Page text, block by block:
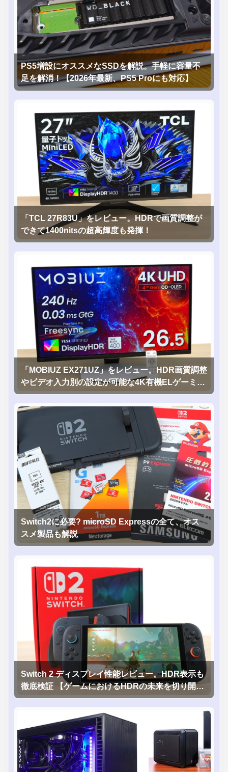
PS5増設にオススメなSSDを解説。手軽に容量不
足を解消！【2026年最新、PS5 Proにも対応】
「TCL 27R83U」をレビュー。HDRで画質調整が
できて1400nitsの超高輝度も発揮！
「MOBIUZ EX271UZ」をレビュー。HDR画質調整
やビデオ入力別の設定が可能な4K有機ELゲーミン
グモニタを徹底検証
Switch2に必要? microSD Expressの全て、オス
スメ製品も解説
Switch 2 ディスプレイ性能レビュー。HDR表示も
徹底検証 【ゲームにおけるHDRの未来を切り開く
1台！】